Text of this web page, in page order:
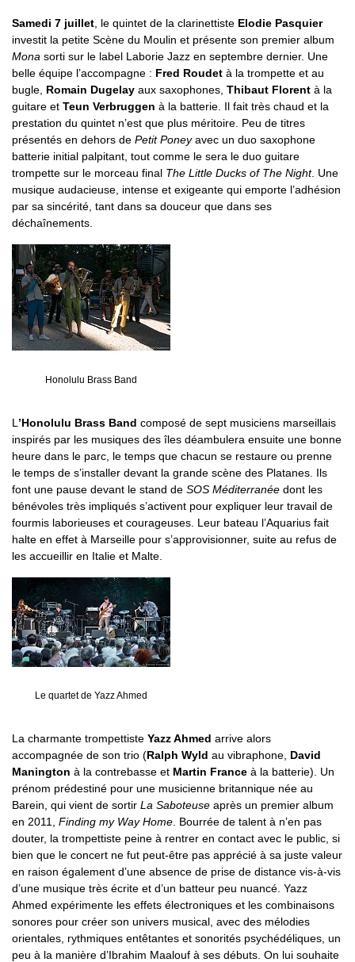
Samedi 7 juillet, le quintet de la clarinettiste Elodie Pasquier
investit la petite Scène du Moulin et présente son premier album
Mona sorti sur le label Laborie Jazz en septembre dernier. Une
belle équipe l’accompagne : Fred Roudet à la trompette et au
bugle, Romain Dugelay aux saxophones, Thibaut Florent à la
guitare et Teun Verbruggen à la batterie. Il fait très chaud et la
prestation du quintet n’est que plus méritoire. Peu de titres
présentés en dehors de Petit Poneyavec un duo saxophone
batterie initial palpitant, tout comme le sera le duo guitare
trompette sur le morceau final The Little Ducks of The Night. Une
musique audacieuse, intense et exigeante qui emporte l’adhésion
par sa sincérité, tant dans sa douceur que dans ses
déchaînements.
Honolulu Brass Band
L ’Honolulu Brass Band composé de sept musiciens marseillais
inspirés par les musiques des îles déambulera ensuite une bonne
heure dans le parc, le temps que chacun se restaure ou prenne
le temps de s’installer devant la grande scène des Platanes. Ils
font une pause devant le stand de SOS Méditerranée dont les
bénévoles très impliqués s’activent pour expliquer leur travail de
fourmis laborieuses et courageuses. Leur bateau l’Aquarius fait
halte en effet à Marseille pour s’approvisionner, suite au refus de
les accueillir en Italie et Malte.
Le quartet de Yazz Ahmed
La charmante trompettiste Yazz Ahmed arrive alors
accompagnée de son trio (Ralph Wyld au vibraphone, David
Manington à la contrebasse et Martin France à la batterie). Un
prénom prédestiné pour une musicienne britannique née au
Barein, qui vient de sortir La Saboteuse après un premier album
en 2011, Finding my Way Home . Bourrée de talent à n’en pas
douter, la trompettiste peine à rentrer en contact avec le public, si
bien que le concert ne fut peut-être pas apprécié à sa juste valeur
en raison également d’une absence de prise de distance vis-à-vis
d’une musique très écrite et d’un batteur peu nuancé. Yazz
Ahmed expérimente les effets électroniques et les combinaisons
sonores pour créer son univers musical, avec des mélodies
orientales, rythmiques entêtantes et sonorités psychédéliques, un
peu à la manière d’Ibrahim Maalouf à ses débuts. On lui souhaite